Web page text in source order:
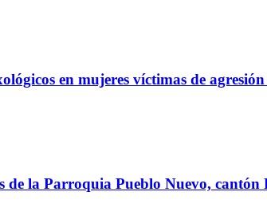
en mujeres víctimas de
de la Parroquia Pueblo Nuevo, cantón